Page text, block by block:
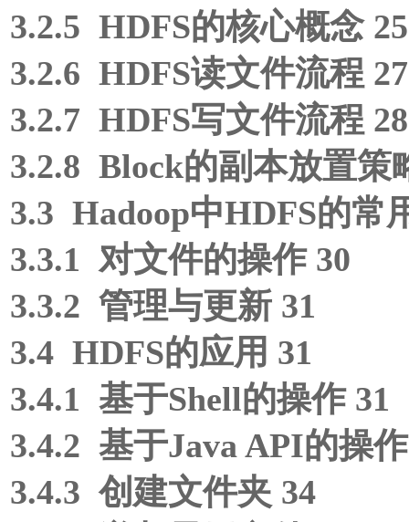
3.2.5 HDFS的核心概念 25
3.2.6 HDFS读文件流程 27
3.2.7 HDFS写文件流程 28
3.2.8 Block的副本放置策
3.3 Hadoop中HDFS的常
3.3.1 对文件的操作 30
3.3.2 管理与更新 31
3.4 HDFS的应用 31
3.4.1 基于Shell的操作 31
3.4.2 基于Java API的操
3.4.3 创建文件夹 34